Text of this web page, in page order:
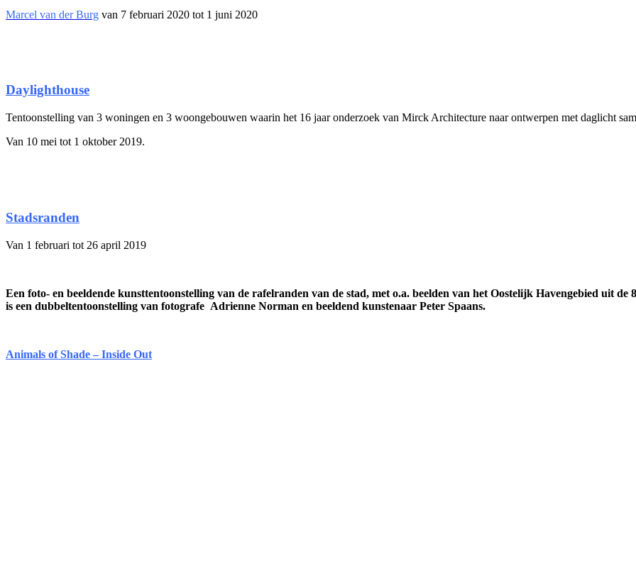
Marcel van der Burg van 7 februari 2020 tot 1 juni 2020
Daylighthouse
Tentoonstelling van 3 woningen en 3 woongebouwen waarin het 16 jaar onderzoek van Mirck Architecture naar ontwerpen met daglicht
Van 10 mei tot 1 oktober 2019.
Stadsranden
Van 1 februari tot 26 april 2019
Een foto- en beeldende kunsttentoonstelling van de rafelranden van de stad, met o.a. beelden van het Oostelijk Havengebied uit
is een dubbeltentoonstelling van fotografe Adrienne Norman en beeldend kunstenaar Peter Spaans.
Animals of Shade – Inside Out